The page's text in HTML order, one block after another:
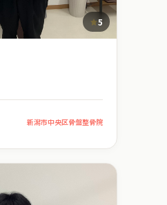
5
新潟市中央区骨盤整骨院